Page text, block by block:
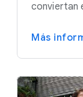
conviertan
Más